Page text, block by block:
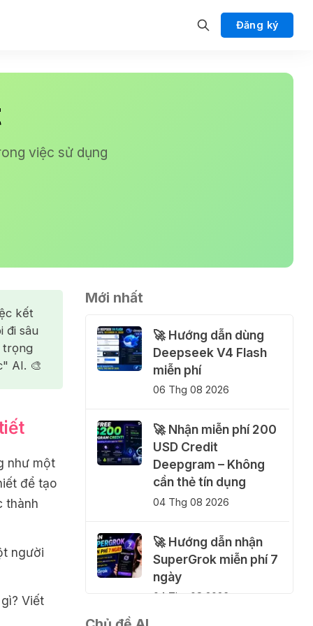
Đăng ký
việc sử dụng
kết
đi sâu
trọng
AI. 🎨
như một
để tạo
thành
người
Viết
Mới nhất
🚀 Hướng dẫn dùng
Deepseek V4 Flash
miễn phí
06 Thg 08 2026
🚀 Nhận miễn phí 200
USD Credit
Deepgram – Không
cần thẻ tín dụng
04 Thg 08 2026
🚀 Hướng dẫn nhận
SuperGrok miễn phí 7
ngày
04 Thg 08 2026